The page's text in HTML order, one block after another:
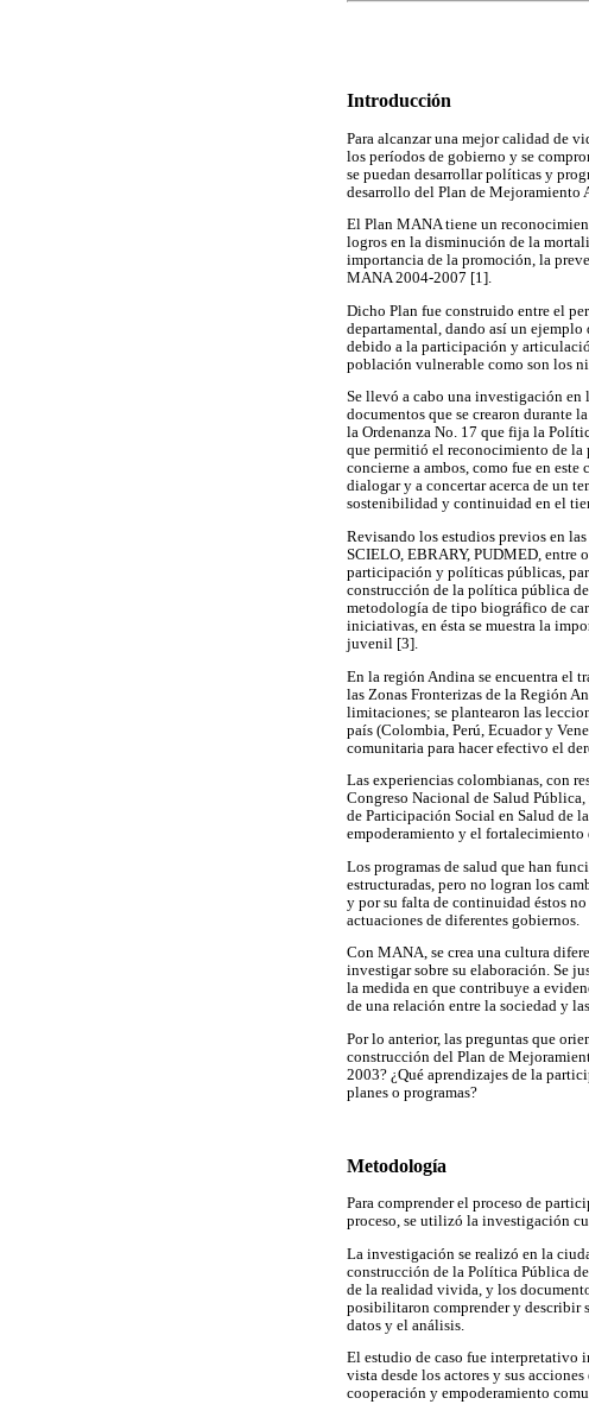
Introducción
Para alcanzar una mejor calidad de
los períodos de gobierno y se
se puedan desarrollar políticas y
desarrollo del Plan de
El Plan MANA tiene un
logros en la disminución de la
importancia de la promoción, la
MANA 2004-2007 [1].
Dicho Plan fue construido entre el
departamental, dando así un
debido a la participación y
población vulnerable como son los
Se llevó a cabo una investigación en
documentos que se crearon durante
la Ordenanza No. 17 que fija la
que permitió el reconocimiento de la
concierne a ambos, como fue en
dialogar y a concertar acerca de un
sostenibilidad y continuidad en el
Revisando los estudios previos en
SCIELO, EBRARY, PUDMED, entre
participación y políticas públicas,
construcción de la política pública
metodología de tipo biográfico de
iniciativas, en ésta se muestra la
juvenil [3].
En la región Andina se encuentra el
las Zonas Fronterizas de la Región
limitaciones; se plantearon las
país (Colombia, Perú, Ecuador y
comunitaria para hacer efectivo el
Las experiencias colombianas, con
Congreso Nacional de Salud
de Participación Social en Salud de
empoderamiento y el fortalecimiento
Los programas de salud que han
estructuradas, pero no logran los
y por su falta de continuidad éstos
actuaciones de diferentes gobiernos.
Con MANA, se crea una cultura
investigar sobre su elaboración. Se
la medida en que contribuye a
de una relación entre la sociedad y
Por lo anterior, las preguntas que
construcción del Plan de
2003? ¿Qué aprendizajes de la
planes o programas?
Metodología
Para comprender el proceso de
proceso, se utilizó la investigación
La investigación se realizó en la
construcción de la Política Pública
de la realidad vivida, y los
posibilitaron comprender y describir
datos y el análisis.
El estudio de caso fue interpretativo
vista desde los actores y sus
cooperación y empoderamiento